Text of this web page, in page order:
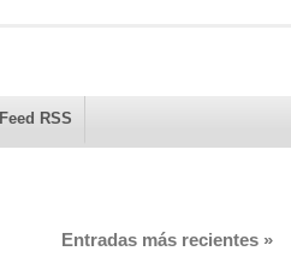
Feed RSS
Entradas más recientes »